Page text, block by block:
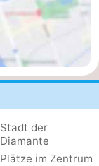
Stadt der
Diamante
Plätze im Zentrum